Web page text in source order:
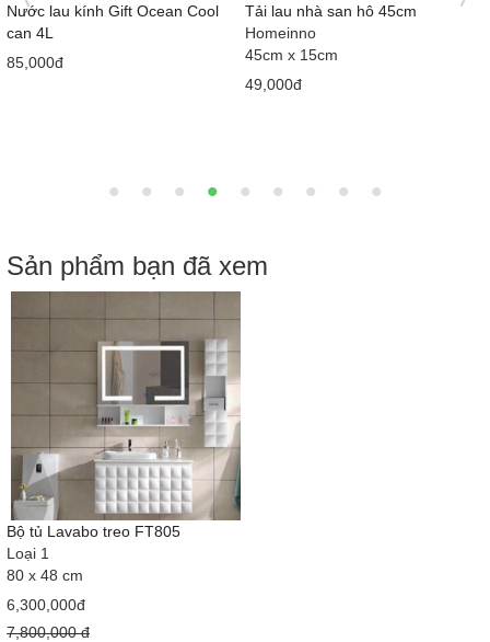
Nước lau kính Gift Ocean Cool
can 4L
85,000đ
Tải lau nhà san hô 45cm
Homeinno
45cm x 15cm
49,000đ
Sản phẩm bạn đã xem
Bộ tủ Lavabo treo FT805
Loại 1
80 x 48 cm
6,300,000đ
7,800,000 đ